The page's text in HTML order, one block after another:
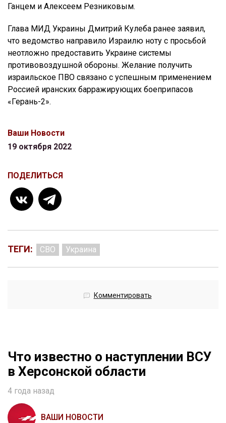
Ганцем и Алексеем Резниковым.
Глава МИД Украины Дмитрий Кулеба ранее заявил,
что ведомство направило Израилю ноту с просьбой
неотложно предоставить Украине системы
противовоздушной обороны. Желание получить
израильское ПВО связано с успешным применением
Россией иранских барражирующих боеприпасов
«Герань-2».
Ваши Новости
19 октября 2022
ПОДЕЛИТЬСЯ
ТЕГИ: СВО Украина
Комментировать
Что известно о наступлении ВСУ
в Херсонской области
4 года назад
ВАШИ НОВОСТИ